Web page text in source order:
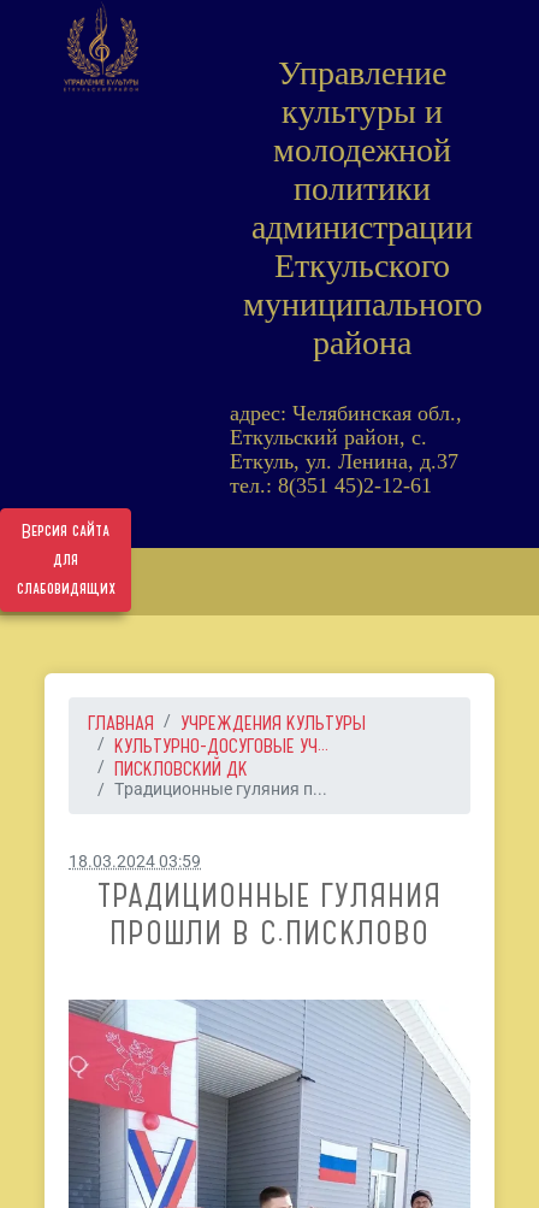
Версия сайта
для
слабовидящих
Управление
культуры и
молодежной
политики
администрации
Еткульского
муниципального
района
адрес: Челябинская обл.,
Еткульский район, с.
Еткуль, ул. Ленина, д.37
тел.: 8(351 45)2-12-61
ГЛАВНАЯ
УЧРЕЖДЕНИЯ КУЛЬТУРЫ
КУЛЬТУРНО-ДОСУГОВЫЕ УЧ...
ПИСКЛОВСКИЙ ДК
Традиционные гуляния п...
18.03.2024 03:59
ТРАДИЦИОННЫЕ ГУЛЯНИЯ
ПРОШЛИ В С.ПИСКЛОВО